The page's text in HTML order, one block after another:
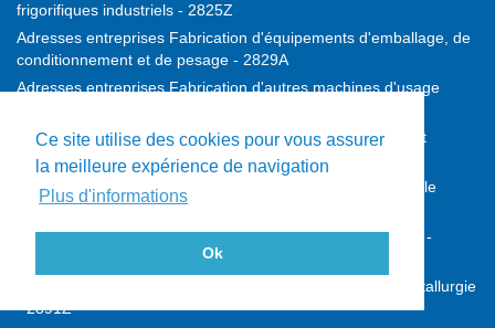
Ce site utilise des cookies pour vous assurer
la meilleure expérience de navigation
Plus d'informations
Ok
frigorifiques industriels - 2825Z
Adresses entreprises Fabrication d'équipements d'emballage, de
conditionnement et de pesage - 2829A
Adresses entreprises Fabrication d'autres machines d'usage
Adresses entreprises Fabrication de machines agricoles et
forestières - 2830Z
Adresses entreprises Fabrication de machines-outils pour le
travail des métaux - 2841Z
Adresses entreprises Fabrication d'autres machines-outils -
Adresses entreprises Fabrication de machines pour la métallurgie
- 2891Z